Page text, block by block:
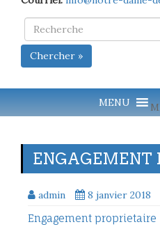
Chercher »
ENGAGEMENT
admin 8 janvier 2018
Engagement proprietaire